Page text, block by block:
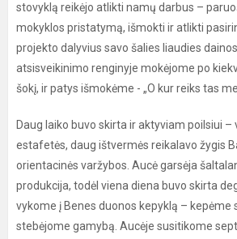
stovyklą reikėjo atlikti namų darbus –
mokyklos pristatymą, išmokti ir atlikti
projekto dalyvius savo šalies liaudies
atsisveikinimo renginyje mokėjome po
šokį, ir patys išmokėme - „O kur reiks tas
Daug laiko buvo skirta ir aktyviam poilsiui –
estafetės, daug ištvermės reikalavo žygis
orientacinės varžybos. Aucė garsėja
produkcija, todėl viena diena buvo skirta
vykome į Benes duonos kepyklą – kepėme
stebėjome gamybą. Aucėje susitikome